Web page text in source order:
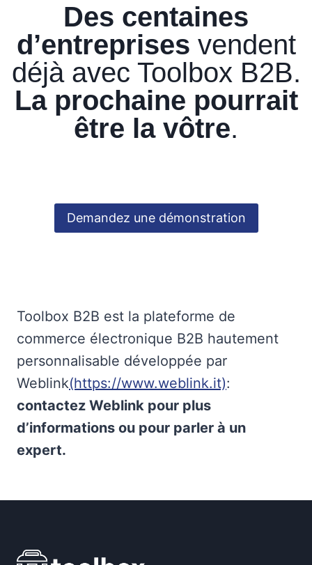
Des centaines
d’entreprises vendent
déjà avec Toolbox B2B.
La prochaine pourrait
être la vôtre.
Demandez une démonstration
Toolbox B2B est la plateforme de
commerce électronique B2B hautement
personnalisable développée par
Weblink(https://www.weblink.it):
contactez Weblink pour plus
d’informations ou pour parler à un
expert.